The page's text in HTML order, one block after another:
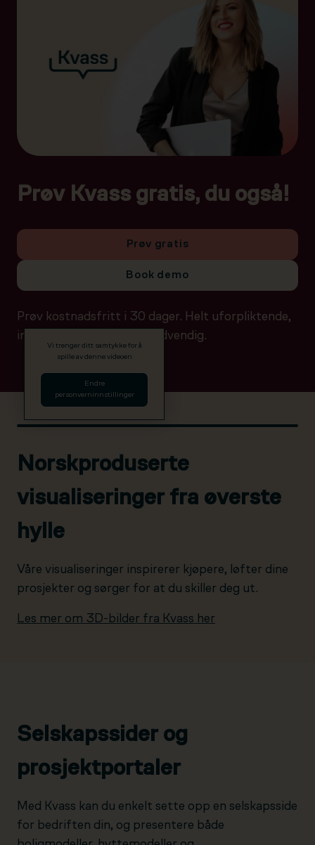
Prøv Kvass gratis, du også!
Prøv gratis
Book demo
Prøv kostnadsfritt i 30 dager. Helt uforpliktende,
ingen betalingsdetaljer nødvendig.
Vi trenger ditt samtykke for å
spille av denne videoen
Endre
personverninnstillinger
Norskproduserte
visualiseringer fra øverste
hylle
Våre visualiseringer inspirerer kjøpere, løfter dine
prosjekter og sørger for at du skiller deg ut.
Les mer om 3D-bilder fra Kvass her
Selskapssider og
prosjektportaler
Med Kvass kan du enkelt sette opp en selskapsside
for bedriften din, og presentere både